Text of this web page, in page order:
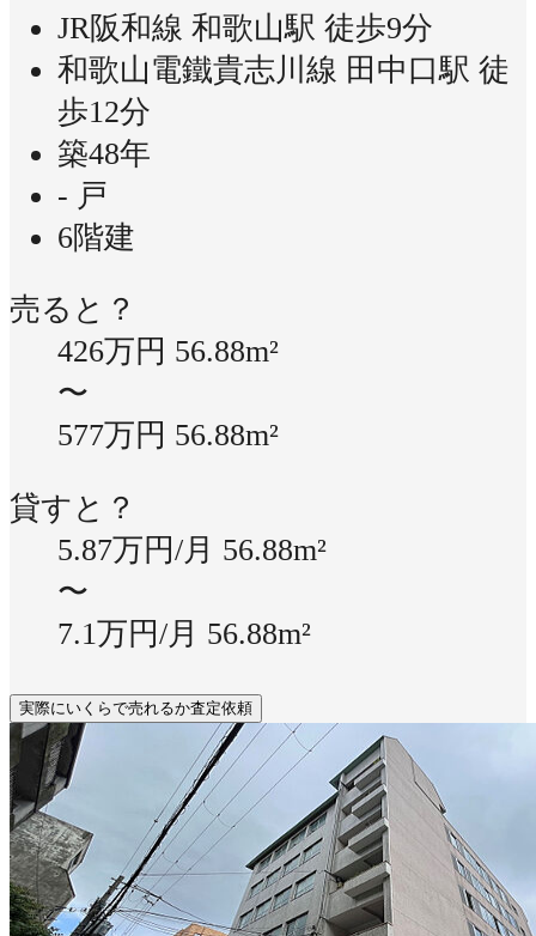
JR阪和線 和歌山駅 徒歩9分
和歌山電鐵貴志川線 田中口駅 徒
歩12分
築48年
- 戸
6階建
売ると？
426万円 56.88m²
〜
577万円 56.88m²
貸すと？
5.87万円/月 56.88m²
〜
7.1万円/月 56.88m²
実際にいくらで売れるか査定依頼